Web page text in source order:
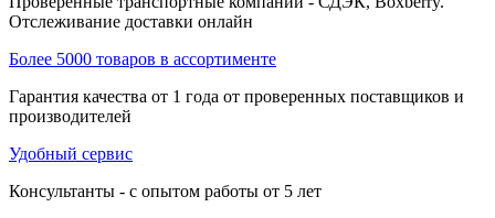
Отслеживание доставки онлайн
Более 5000 товаров в ассортименте
Гарантия качества от 1 года от проверенных поставщиков и
производителей
Удобный сервис
Консультанты - с опытом работы от 5 лет